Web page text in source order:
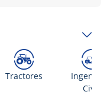
Tractores
Civil